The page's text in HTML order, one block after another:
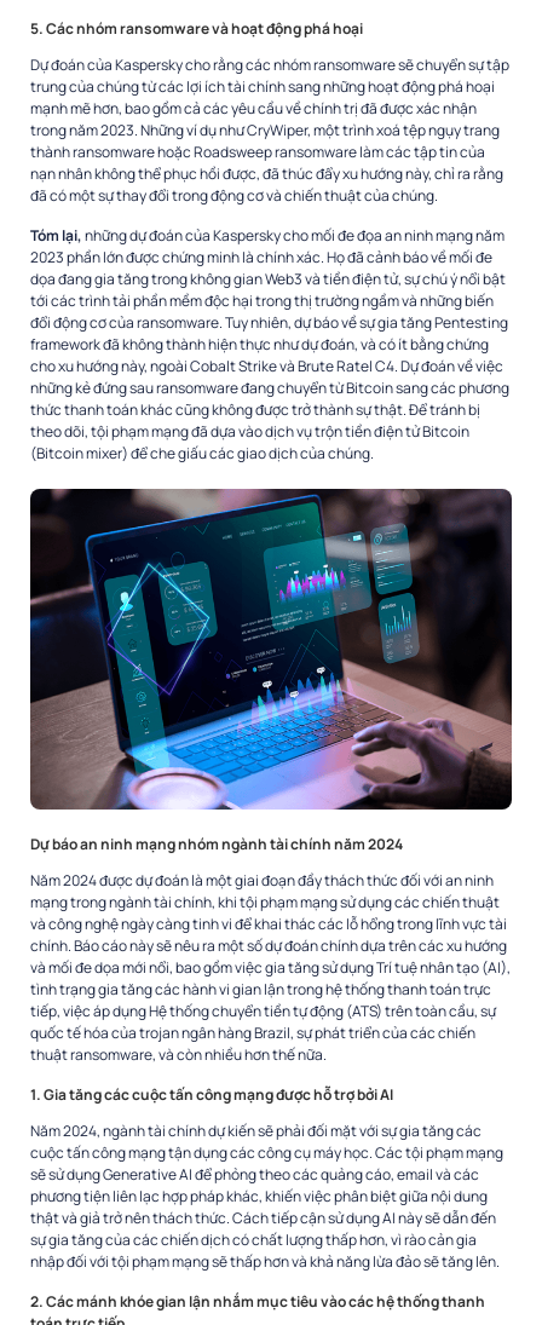
5. Các nhóm ransomware và hoạt động phá hoại
Dự đoán của Kaspersky cho rằng các nhóm ransomware sẽ chuyển sự tập
trung của chúng từ các lợi ích tài chính sang những hoạt động phá hoại
mạnh mẽ hơn, bao gồm cả các yêu cầu về chính trị đã được xác nhận
trong năm 2023. Những ví dụ như CryWiper, một trình xoá tệp ngụy trang
thành ransomware hoặc Roadsweep ransomware làm các tập tin của
nạn nhân không thể phục hồi được, đã thúc đẩy xu hướng này, chỉ ra rằng
đã có một sự thay đổi trong động cơ và chiến thuật của chúng.
Tóm lại,những dự đoán của Kaspersky cho mối đe đọa an ninh mạng năm
2023 phần lớn được chứng minh là chính xác. Họ đã cảnh báo về mối đe
dọa đang gia tăng trong không gian Web3 và tiền điện tử, sự chú ý nổi bật
tới các trình tải phần mềm độc hại trong thị trường ngầm và những biến
đổi động cơ của ransomware. Tuy nhiên, dự báo về sự gia tăng Pentesting
framework đã không thành hiện thực như dự đoán, và có ít bằng chứng
cho xu hướng này, ngoài Cobalt Strike và Brute Ratel C4. Dự đoán về việc
những kẻ đứng sau ransomware đang chuyển từ Bitcoin sang các phương
thức thanh toán khác cũng không được trở thành sự thật. Để tránh bị
theo dõi, tội phạm mạng đã dựa vào dịch vụ trộn tiền điện tử Bitcoin
(Bitcoin mixer) để che giấu các giao dịch của chúng.
Dự báo an ninh mạng nhóm ngành tài chính năm 2024
Năm 2024 được dự đoán là một giai đoạn đầy thách thức đối với an ninh
mạng trong ngành tài chính, khi tội phạm mạng sử dụng các chiến thuật
và công nghệ ngày càng tinh vi để khai thác các lỗ hổng trong lĩnh vực tài
chính. Báo cáo này sẽ nêu ra một số dự đoán chính dựa trên các xu hướng
và mối đe dọa mới nổi, bao gồm việc gia tăng sử dụng Trí tuệ nhân tạo (AI),
tình trạng gia tăng các hành vi gian lận trong hệ thống thanh toán trực
tiếp, việc áp dụng Hệ thống chuyển tiền tự động (ATS) trên toàn cầu, sự
quốc tế hóa của trojan ngân hàng Brazil, sự phát triển của các chiến
thuật ransomware, và còn nhiều hơn thế nữa.
1. Gia tăng các cuộc tấn công mạng được hỗ trợ bởi AI
Năm 2024, ngành tài chính dự kiến ​​sẽ phải đối mặt với sự gia tăng các
cuộc tấn công mạng tận dụng các công cụ máy học. Các tội phạm mạng
sẽ sử dụng Generative AI để phỏng theo các quảng cáo, email và các
phương tiện liên lạc hợp pháp khác, khiến việc phân biệt giữa nội dung
thật và giả trở nên thách thức. Cách tiếp cận sử dụng AI này sẽ dẫn đến
sự gia tăng của các chiến dịch có chất lượng thấp hơn, vì rào cản gia
nhập đối với tội phạm mạng sẽ thấp hơn và khả năng lừa đảo sẽ tăng lên.
2. Các mánh khóe gian lận nhắm mục tiêu vào các hệ thống thanh